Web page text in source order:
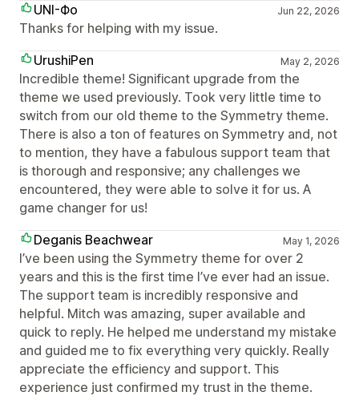
UNI-Фо
Jun 22, 2026
Thanks for helping with my issue.
UrushiPen
May 2, 2026
Incredible theme! Significant upgrade from the
theme we used previously. Took very little time to
switch from our old theme to the Symmetry theme.
There is also a ton of features on Symmetry and, not
to mention, they have a fabulous support team that
is thorough and responsive; any challenges we
encountered, they were able to solve it for us. A
game changer for us!
Deganis Beachwear
May 1, 2026
I’ve been using the Symmetry theme for over 2
years and this is the first time I’ve ever had an issue.
The support team is incredibly responsive and
helpful. Mitch was amazing, super available and
quick to reply. He helped me understand my mistake
and guided me to fix everything very quickly. Really
appreciate the efficiency and support. This
experience just confirmed my trust in the theme.